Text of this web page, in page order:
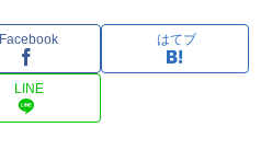
Facebook はてブ
LINE